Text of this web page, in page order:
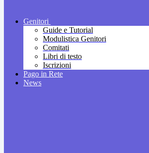
Genitori
Guide e Tutorial
Modulistica Genitori
Comitati
Libri di testo
Iscrizioni
Pago in Rete
News